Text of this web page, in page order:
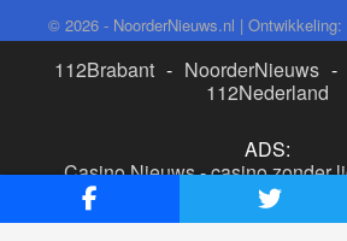
© 2026 - NoorderNieuws.nl | Ontwikkeling:
112Brabant - NoorderNieuws -
112Nederland
ADS:
Casino Nieuws-casino zonder
buitenlandse site
beste online